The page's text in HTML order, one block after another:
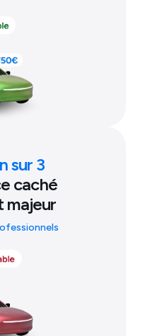
sur 3
caché
majeur